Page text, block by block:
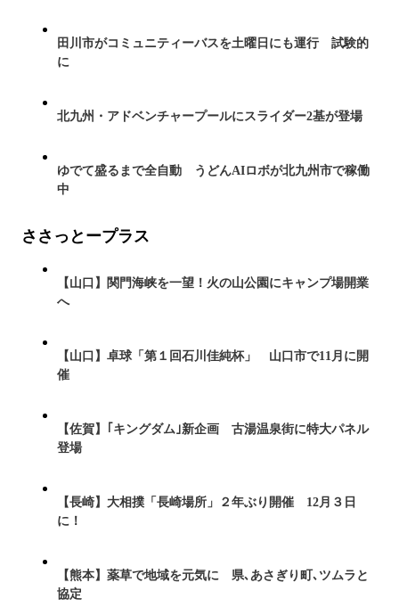
田川市がコミュニティーバスを土曜日にも運行 試験的
に
北九州・アドベンチャープールにスライダー2基が登場
ゆでて盛るまで全自動 うどんAIロボが北九州市で稼働
中
ささっとープラス
【山口】関門海峡を一望！火の山公園にキャンプ場開業
へ
【山口】卓球「第１回石川佳純杯」 山口市で11月に開
催
【佐賀】｢キングダム｣新企画 古湯温泉街に特大パネル
登場
【長崎】大相撲「長崎場所」２年ぶり開催 12月３日
に！
【熊本】薬草で地域を元気に 県､あさぎり町､ツムラと
協定